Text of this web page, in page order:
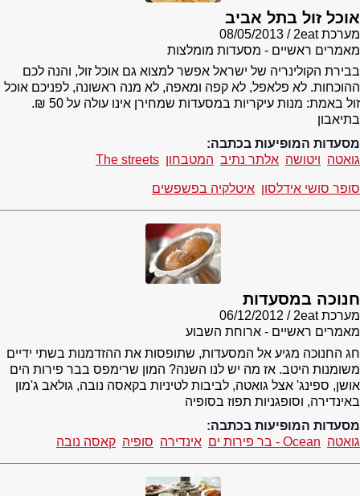
אוכל זול בתל אביב
מערכת 2eat
08/05/2013
מאמרים ראשיים - מסעדות מומלצות
בבירת הקולינריה של ישראל אפשר למצוא גם אוכל זול, והנה לכם
ההוכחות. לא פלאפל, לא קפה ומאפה, לא מנה ראשונה, לפניכם אוכל
זול באמת: מנות עיקריות במסעדות שמחירן אינו עולה על 50 ₪.
בתיאבון
מסעדות המופיעות בכתבה:
גואטה ויטושה אלתר נתיב המטבחון The streets
סופר סושי אידלסון איטלקיה בפשפשים
חנוכה במסעדות
מערכת 2eat
06/12/2012
מאמרים ראשיים - ארוחת השבוע
חג החנוכה מגיע אל המסעדות, שתופסות את ההזדמנות בשתי ידיים
משומנות היטב. אז מה יש לנו השנה? המון שרימפס בבר פירות הים
אושן, ספינג' אצל גואטה, לביבות לטיניות בקאסה נובה, גולאב ג'מון
באינדירה, וסופגניות תפוז בסופיה
מסעדות המופיעות בכתבה:
גואטה Ocean - בר פירות ים אינדירה סופיה קאסה נובה